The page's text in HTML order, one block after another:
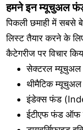
हमने इन म्यूचुअल
पिकली छमाही में सबसे
लिस्ट तैयार करने के
कैटेगरीज पर विचार
सेक्टरल
थीमैटिक
इंडेक्स फंड
ईटीएफ फंड